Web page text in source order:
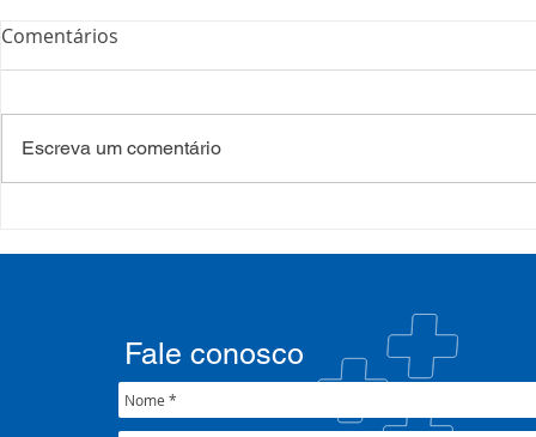
COSEMS/RS reúne gestores
Nacional do CONASEMS
participa
Patrulha
pública
Comentários
Escreva um comentário
Fale conosco